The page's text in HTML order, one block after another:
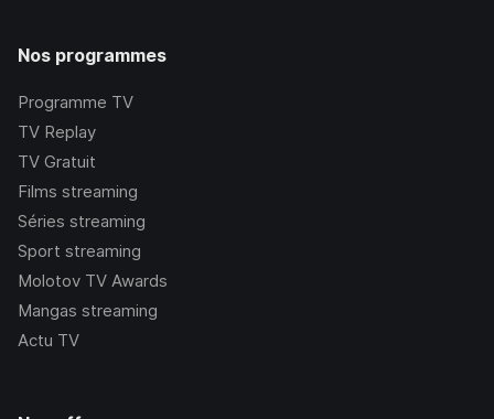
Nos programmes
Programme TV
TV Replay
TV Gratuit
Films streaming
Séries streaming
Sport streaming
Molotov TV Awards
Mangas streaming
Actu TV